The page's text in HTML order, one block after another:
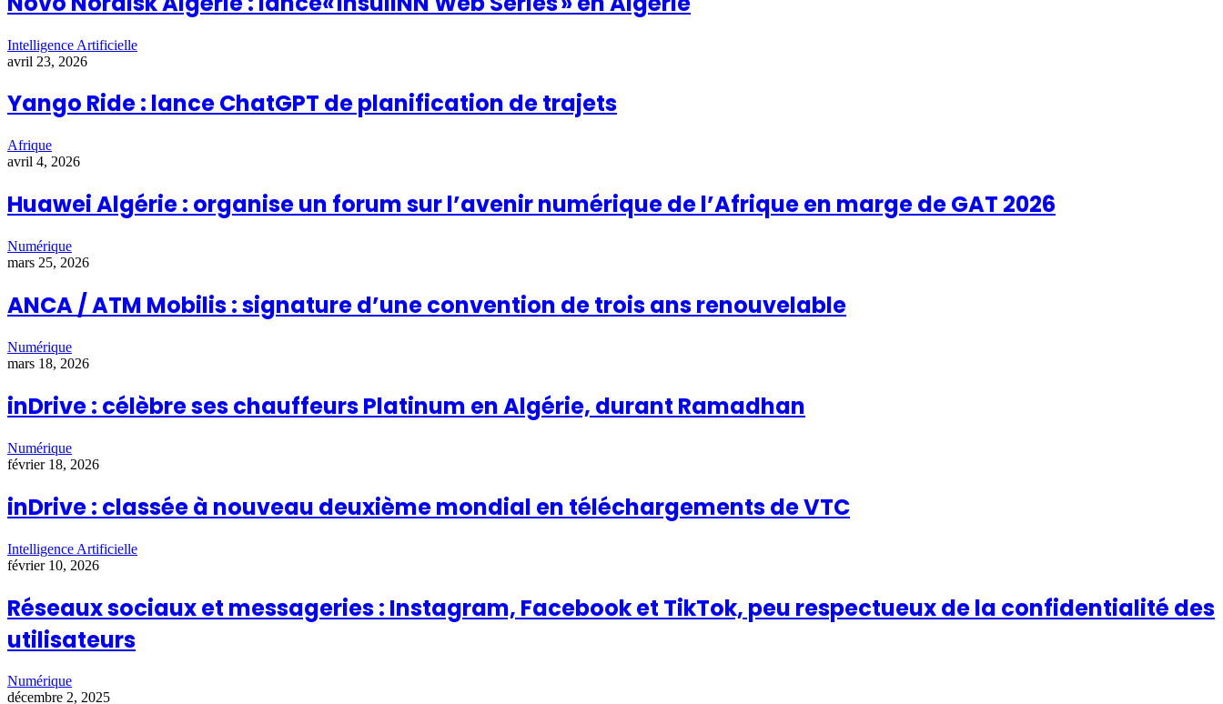
Intelligence Artificielle
avril 23, 2026
Yango Ride : lance ChatGPT de planification de trajets
Afrique
avril 4, 2026
Huawei Algérie : organise un forum sur l’avenir numérique de l’Afrique en marge de GAT 2026
Numérique
mars 25, 2026
ANCA / ATM Mobilis : signature d’une convention de trois ans renouvelable
Numérique
mars 18, 2026
inDrive : célèbre ses chauffeurs Platinum en Algérie, durant Ramadhan
Numérique
février 18, 2026
inDrive : classée à nouveau deuxième mondial en téléchargements de VTC
Intelligence Artificielle
février 10, 2026
Réseaux sociaux et messageries : Instagram, Facebook et TikTok, peu respectueux de la confidentialité des
utilisateurs
Numérique
décembre 2, 2025